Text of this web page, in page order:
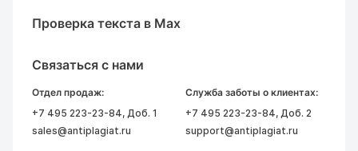
Проверка текста в Max
Связаться с нами
Отдел продаж:
+7 495 223-23-84, Доб. 1
sales@antiplagiat.ru
Служба заботы о клиентах:
+7 495 223-23-84, Доб. 2
support@antiplagiat.ru